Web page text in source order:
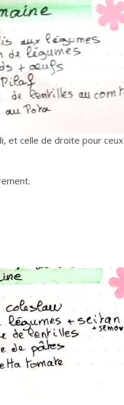
et celle de droite pour ceux